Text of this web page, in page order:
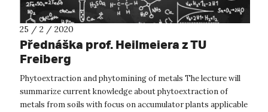
25 / 2 / 2020
Přednáška prof. Heilmeiera z TU
Freiberg
Phytoextraction and phytomining of metals The lecture will
summarize current knowledge about phytoextraction of
metals from soils with focus on accumulator plants applicable